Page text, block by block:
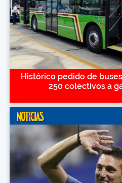
Histórico pedido de
250 colectivos a